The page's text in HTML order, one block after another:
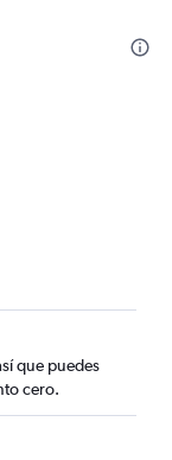
que puedes
cero.